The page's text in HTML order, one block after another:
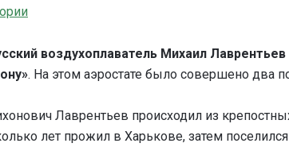
воздухоплаватель Михаил Лаврентьев
. На этом аэростате было совершено два
Лаврентьев происходил из
лет прожил в Харькове, затем